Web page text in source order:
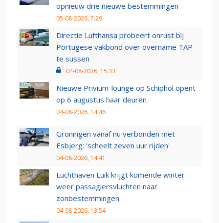
opnieuw drie nieuwe bestemmingen
05-08-2026, 7:29
Directie Lufthansa probeert onrust bij
Portugese vakbond over overname TAP
te sussen
04-08-2026, 15:33
Nieuwe Privium-lounge op Schiphol opent
op 6 augustus haar deuren
04-08-2026, 14:46
Groningen vanaf nu verbonden met
Esbjerg: 'scheelt zeven uur rijden'
04-08-2026, 14:41
Luchthaven Luik krijgt komende winter
weer passagiersvluchten naar
zonbestemmingen
04-08-2026, 13:54